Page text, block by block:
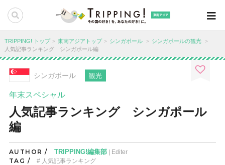
東南アジア
TRIPPING! トップ 東南アジアトップ シンガポール
シンガポールの観光
人気記事ランキング シンガポール編
シンガポール 観光
年末スペシャル
人気記事ランキング シンガポール
編
AUTHOR / TRIPPING!編集部| Editer
TAG / 人気記事ランキング